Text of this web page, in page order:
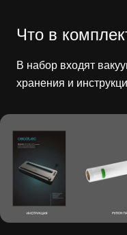
Что в
В набор входят
хранения и